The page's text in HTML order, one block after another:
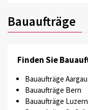
Bauaufträge
Finden Sie
Bauaufträge Aargau
Bauaufträge Bern
Bauaufträge Luzern